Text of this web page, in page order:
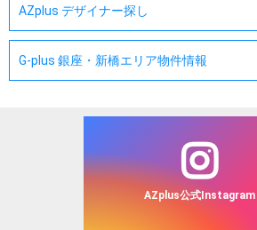
AZplus デザイナー探し
G-plus 銀座・新橋エリア物件情報
AZplus公式Instagram